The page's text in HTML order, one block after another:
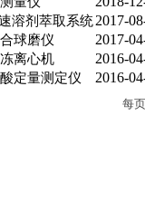
溶剂萃取系统2017-
球磨仪 2017-
离心机 2016-
定量测定仪 2016-
每